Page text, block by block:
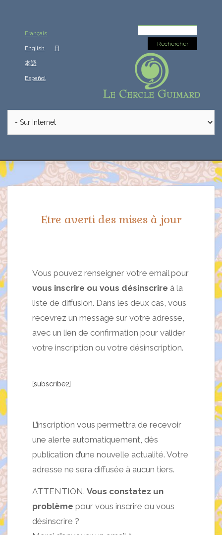
Français
English 日
本語
Español
Etre averti des mises à jour
Vous pouvez renseigner votre email pour
vous inscrire ou vous désinscrire à la
liste de diffusion. Dans les deux cas, vous
recevrez un message sur votre adresse,
avec un lien de confirmation pour valider
votre inscription ou votre désinscription.
[subscribe2]
L’inscription vous permettra de recevoir
une alerte automatiquement, dès
publication d’une nouvelle actualité. Votre
adresse ne sera diffusée à aucun tiers.
ATTENTION. Vous constatez un
problème pour vous inscrire ou vous
désinscrire ?